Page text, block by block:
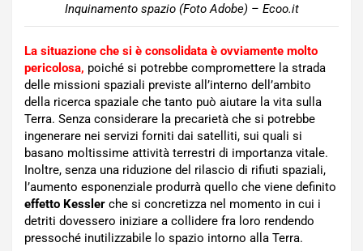
Inquinamento spazio (Foto Adobe) – Ecoo.it
La situazione che si è consolidata è ovviamente molto
pericolosa, poiché si potrebbe compromettere la strada
delle missioni spaziali previste all’interno dell’ambito
della ricerca spaziale che tanto può aiutare la vita sulla
Terra. Senza considerare la precarietà che si potrebbe
ingenerare nei servizi forniti dai satelliti, sui quali si
basano moltissime attività terrestri di importanza vitale.
Inoltre, senza una riduzione del rilascio di rifiuti spaziali,
l’aumento esponenziale produrrà quello che viene definito
effetto Kessler che si concretizza nel momento in cui i
detriti dovessero iniziare a collidere fra loro rendendo
pressoché inutilizzabile lo spazio intorno alla Terra.